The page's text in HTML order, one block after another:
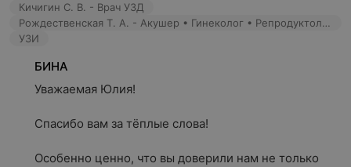
Кичигин С. В. - Врач УЗД
Рождественская Т. А. - Акушер • Гинеколог • Репродуктолог • Врач УЗД
УЗИ
БИНА
Уважаемая Юлия!
Спасибо вам за тёплые слова!
Особенно ценно, что вы доверили нам не только